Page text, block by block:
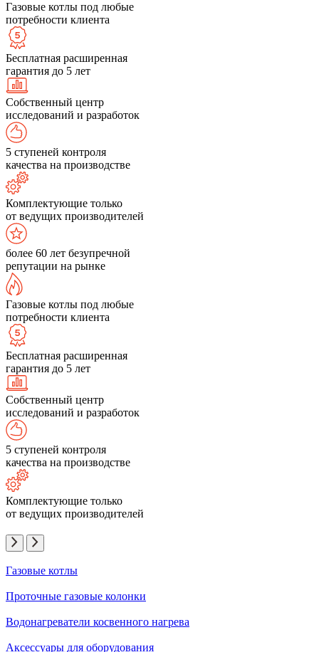
Газовые котлы под любые
потребности клиента
Бесплатная расширенная
гарантия до 5 лет
Собственный центр
исследований и разработок
5 ступеней контроля
качества на производстве
Комплектующие только
от ведущих производителей
более 60 лет безупречной
репутации на рынке
Газовые котлы под любые
потребности клиента
Бесплатная расширенная
гарантия до 5 лет
Собственный центр
исследований и разработок
5 ступеней контроля
качества на производстве
Комплектующие только
от ведущих производителей
Газовые котлы
Проточные газовые колонки
Водонагреватели косвенного нагрева
Аксессуары для оборудования